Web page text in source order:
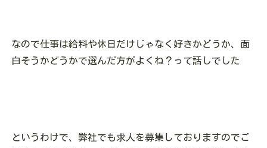
なので仕事は給料や休日だけじゃなく好きかどうか、面
白そうかどうかで選んだ方がよくね？って話しでした
というわけで、弊社でも求人を募集しておりますのでご